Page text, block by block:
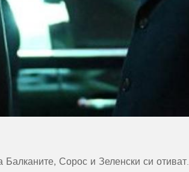
Сорос и Зеленски си отиват.